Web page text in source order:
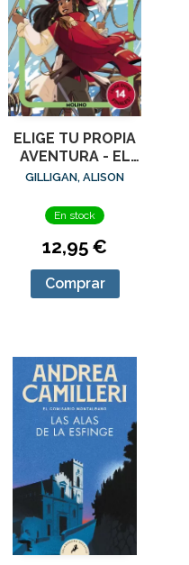
ELIGE TU PROPIA
AVENTURA - EL
TESORO DEL
GILLIGAN, ALISON
En stock
12,95 €
Comprar